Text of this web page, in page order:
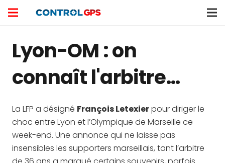
Lyon-OM : on
connaît l'arbitre…
La LFP a désigné François Letexierpour diriger le
choc entre Lyon et l’Olympique de Marseille ce
week-end. Une annonce qui ne laisse pas
insensibles les supporters marseillais, tant l’arbitre